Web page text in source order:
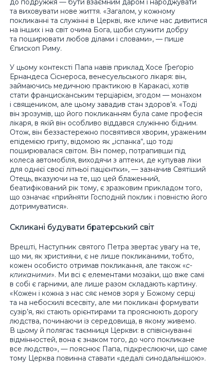
до подружжя — бути взаємним даром і народжувати
та виховувати нове життя. «Загалом, у кожному
покликанні та служінні в Церкві, яке кличе нас дивитися
на інших і на світ очима Бога, щоби служити добру
та поширювати любов ділами і словами», — пише
Єпископ Риму.
У цьому контексті Папа навів приклад Хосе Ґреґоріо
Ернандеса Сіснероса, венесуельського лікаря: він,
займаючись медичною практикою в Каракасі, хотів
стати францисканським терціарієм, згодом — монахом
і священиком, але цьому завадив стан здоров’я. «Тоді
він зрозумів, що його покликанням була саме професія
лікаря, в якій він особливо віддався служінню бідним.
Отож, він беззастережно посвятився хворим, ураженим
епідемією грипу, відомою як „іспанка“, що тоді
поширювалася світом. Він помер, потрапивши під
колеса автомобіля, виходячи з аптеки, де купував ліки
для однієї своєї літньої пацієнтки», — зазначив Святіший
Отець, вказуючи на те, що цей блаженний,
беатифікований рік тому, є зразковим прикладом того,
що означає «прийняти Господній поклик і повністю його
дотримуватися».
Скликані будувати братерський світ
Врешті, Наступник святого Петра звертає увагу на те,
що ми, як християни, є не лише покликаними, тобто,
кожен особисто отримав покликання, але також «с-
кликаними». Ми всі є елементами мозаїки, що вже самі
в собі є гарними, але лише разом складають картину.
«Кожен і кожна з нас сяє немов зоря у Божому серці
та на небосхилі всесвіту, але ми покликані формувати
сузір’я, які стають орієнтирами та прояснюють дорогу
людства, починаючи із середовища, в якому живемо.
В цьому й полягає таємниця Церкви: в співіснуванні
відмінностей, вона є знаком того, до чого покликане
все людство», — пояснює Папа, підкреслюючи, що саме
тому Церква повинна ставати «дедалі синодальнішою».